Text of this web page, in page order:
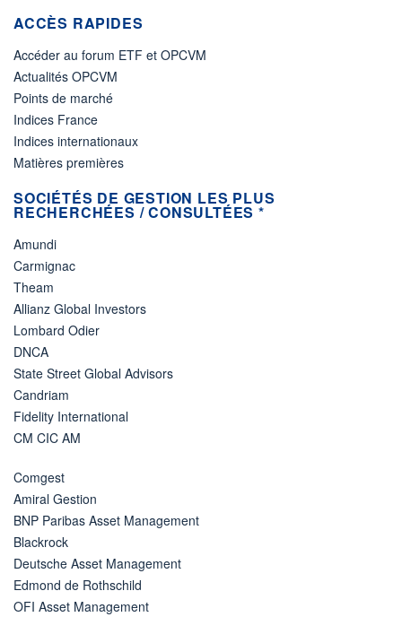
ACCÈS RAPIDES
Accéder au forum ETF et OPCVM
Actualités OPCVM
Points de marché
Indices France
Indices internationaux
Matières premières
SOCIÉTÉS DE GESTION LES PLUS
RECHERCHÉES / CONSULTÉES *
Amundi
Carmignac
Theam
Allianz Global Investors
Lombard Odier
DNCA
State Street Global Advisors
Candriam
Fidelity International
CM CIC AM
Comgest
Amiral Gestion
BNP Paribas Asset Management
Blackrock
Deutsche Asset Management
Edmond de Rothschild
OFI Asset Management